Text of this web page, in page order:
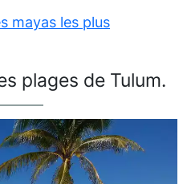
mayas les plus
plages de Tulum.